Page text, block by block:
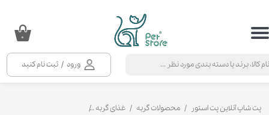
ورود / ثبت نام کنید
حساب کاربری من
خروج از حساب کاربری
۰
پت شاپ آنلاین پت استور محصولات گربه غذای گربه